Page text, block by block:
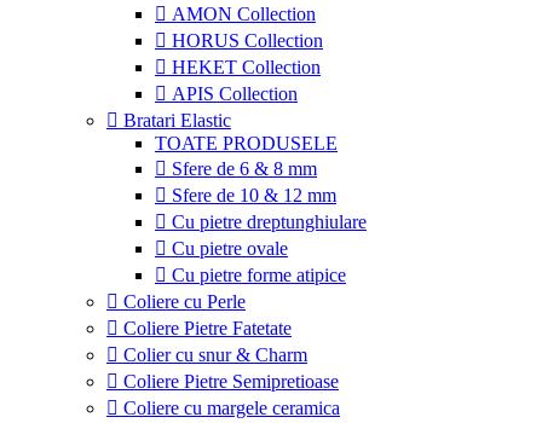
AMON Collection
HORUS Collection
HEKET Collection
APIS Collection
Bratari Elastic
TOATE PRODUSELE
Sfere de 6 & 8 mm
Sfere de 10 & 12 mm
Cu pietre dreptunghiulare
Cu pietre ovale
Cu pietre forme atipice
Coliere cu Perle
Coliere Pietre Fatetate
Colier cu snur & Charm
Coliere Pietre Semipretioase
Coliere cu margele ceramica